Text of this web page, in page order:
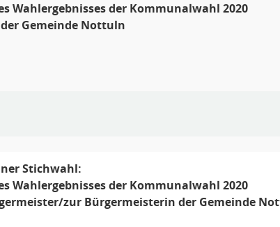
Wahlergebnisses der Kommunalwahl 2020
Gemeinde Nottuln
Stichwahl:
Wahlergebnisses der Kommunalwahl 2020
zur Bürgermeisterin der Gemeinde